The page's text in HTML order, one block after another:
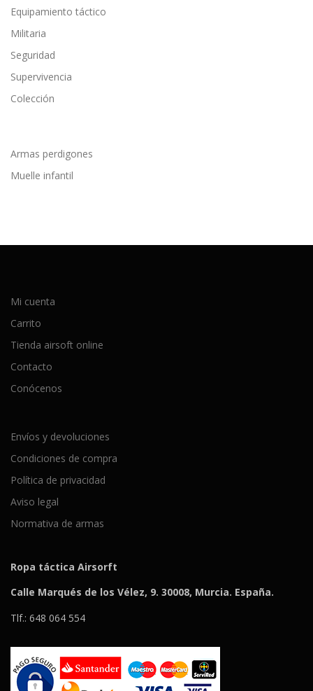
Equipamiento táctico
Militaria
Seguridad
Supervivencia
Colección
Armas perdigones
Muelle infantil
Mi cuenta
Carrito
Tienda airsoft online
Contacto
Conócenos
Envíos y devoluciones
Condiciones de compra
Política de privacidad
Aviso legal
Normativa de armas
Ropa táctica Airsorft
Calle Marqués de los Vélez, 9. 30008, Murcia. España.
Tlf.: 648 064 554